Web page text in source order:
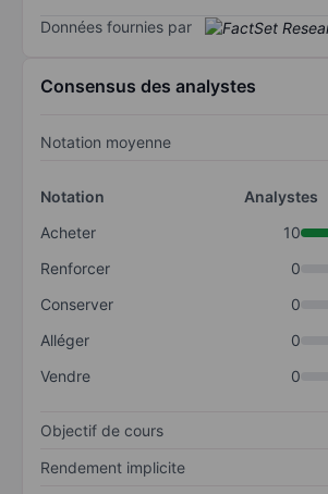
Données fournies par
Consensus des analystes
Notation moyenne
Notation
Analystes
Acheter
10
Renforcer
0
Conserver
0
Alléger
0
Vendre
0
Objectif de cours
Rendement implicite